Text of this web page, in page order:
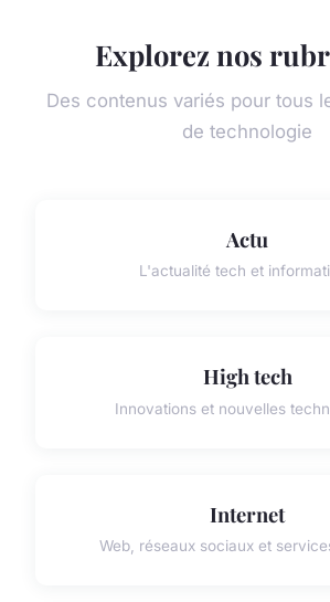
Explorez nos
Des contenus variés pour tous
de technologie
Actu
L'actualité tech et
High tech
Innovations et nouvelles
Internet
Web, réseaux sociaux et